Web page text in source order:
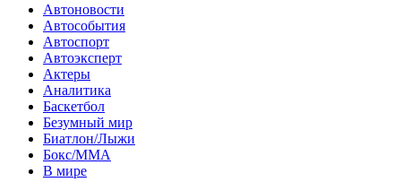
Автоновости
Автособытия
Автоспорт
Автоэксперт
Актеры
Аналитика
Баскетбол
Безумный мир
Биатлон/Лыжи
Бокс/MMA
В мире